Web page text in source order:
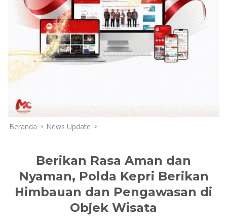
Beranda News Update
Berikan Rasa Aman dan
Nyaman, Polda Kepri Berikan
Himbauan dan Pengawasan di
Objek Wisata